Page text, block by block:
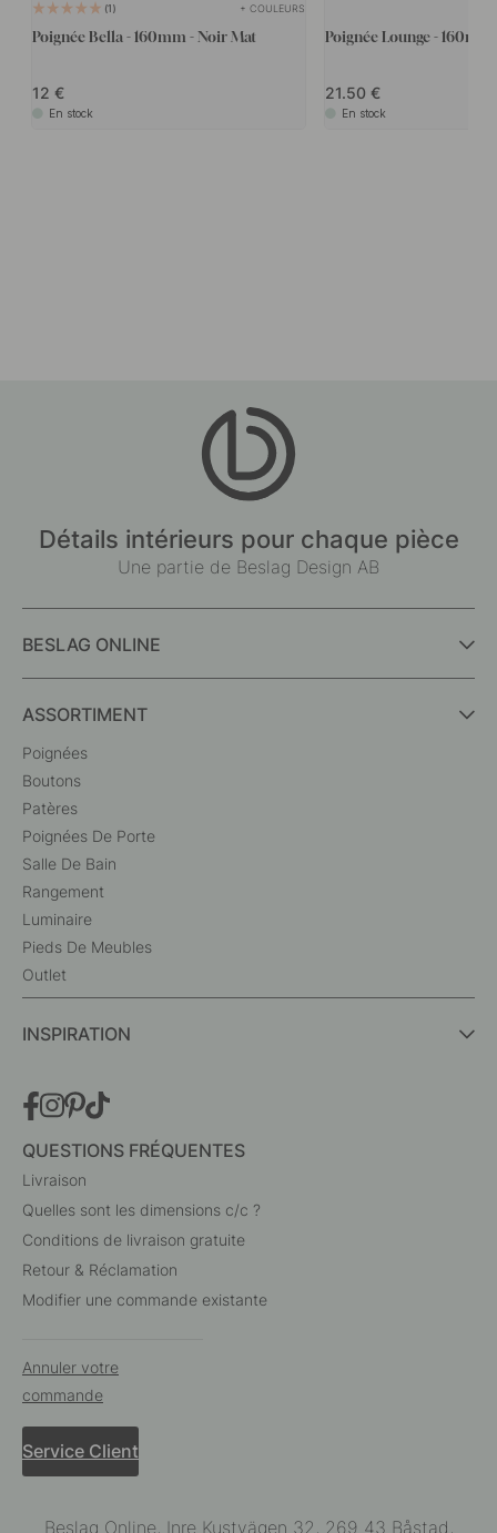
1 + COULEURS
Poignée Bella - 160mm - Noir Mat
12
En stock
Poignée Lounge -
21.50
En stock
Détails intérieurs pour chaque pièce
Une partie de Beslag Design AB
BESLAG ONLINE
ASSORTIMENT
Poignées
Boutons
Patères
Poignées De Porte
Salle De Bain
Rangement
Luminaire
Pieds De Meubles
Outlet
INSPIRATION
QUESTIONS FRÉQUENTES
Livraison
Quelles sont les dimensions c/c ?
Conditions de livraison gratuite
Retour & Réclamation
Modifier une commande existante
Annuler votre
commande
Service Client
Beslag Online, Inre Kustvägen 32, 269 43 Båstad,